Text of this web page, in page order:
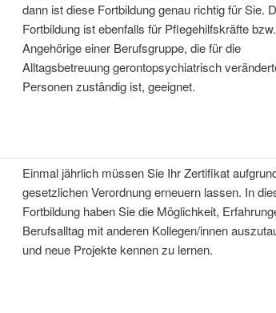
dann ist diese Fortbildung genau richtig für Sie.
Fortbildung ist ebenfalls für Pflegehilfskräfte bzw.
Angehörige einer Berufsgruppe, die für die
Alltagsbetreuung gerontopsychiatrisch
Personen zuständig ist, geeignet.
Einmal jährlich müssen Sie Ihr Zertifikat
gesetzlichen Verordnung erneuern lassen. In
Fortbildung haben Sie die Möglichkeit,
Berufsalltag mit anderen Kollegen/innen
und neue Projekte kennen zu lernen.